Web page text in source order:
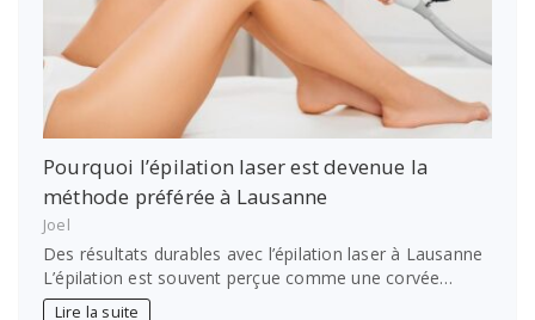
Pourquoi l’épilation laser est devenue la
méthode préférée à Lausanne
Joel
Des résultats durables avec l’épilation laser à Lausanne
L’épilation est souvent perçue comme une corvée…
Lire la suite